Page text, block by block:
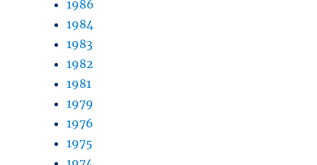
1986
1984
1983
1982
1981
1979
1976
1975